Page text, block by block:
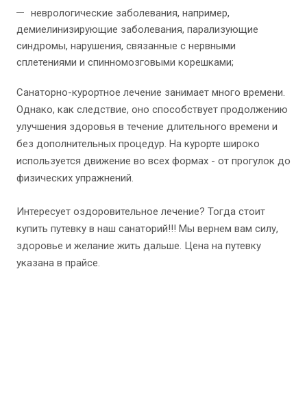
неврологические заболевания, например,
демиелинизирующие заболевания, парализующие
синдромы, нарушения, связанные с нервными
сплетениями и спинномозговыми корешками;
Санаторно-курортное лечение занимает много времени.
Однако, как следствие, оно способствует продолжению
улучшения здоровья в течение длительного времени и
без дополнительных процедур. На курорте широко
используется движение во всех формах - от прогулок до
физических упражнений.
Интересует оздоровительное лечение? Тогда стоит
купить путевку в наш санаторий!!! Мы вернем вам силу,
здоровье и желание жить дальше. Цена на путевку
указана в прайсе.